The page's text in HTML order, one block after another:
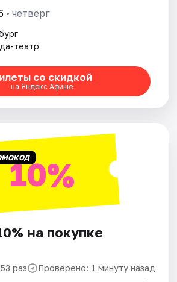
• четверг
театр
со скидкой
на Яндекс Афише
10%
на покупке
раз Проверено: 1 минуту назад